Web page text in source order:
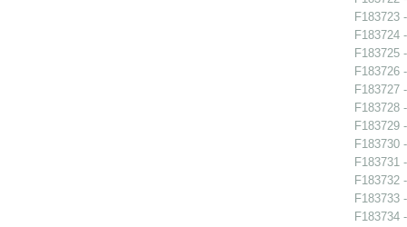
F183723
F183724
F183725
F183726
F183727
F183728
F183729
F183730
F183731
F183732
F183733
F183734